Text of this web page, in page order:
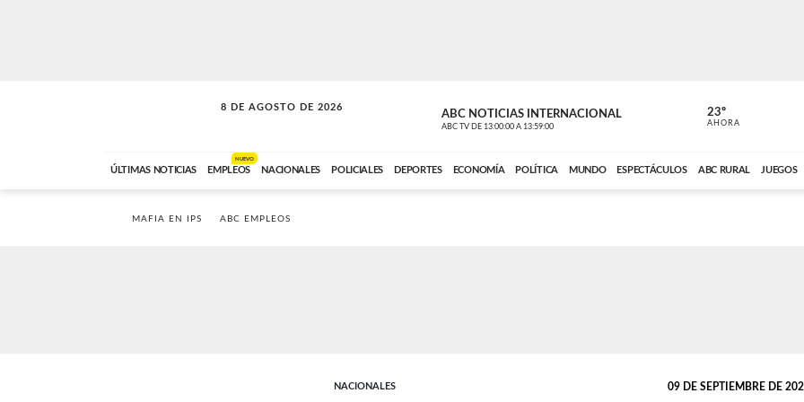
8 DE AGOSTO DE 2026
SOLO MÚSICA ABC NOTICIAS INTERNACIONAL
ABC TV DE 13:00:00 A 13:59:00 ABC CARDINAL
23º
AHORA
ÚLTIMAS NOTICIAS EMPLEOS
NUEVO
NACIONALES POLICIALES DEPORTES ECONOMÍA POLÍTICA MUNDO ESPECTÁCULOS ABC RURAL JUEGOS
MAFIA EN IPS ABC EMPLEOS
NACIONALES 09 DE SEPTIEMBRE DE